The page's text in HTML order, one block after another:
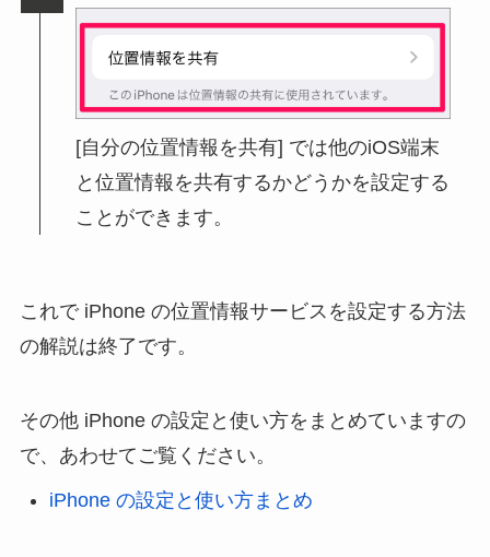
[自分の位置情報を共有] では他のiOS端末
と位置情報を共有するかどうかを設定する
ことができます。
これで iPhone の位置情報サービスを設定する方法
の解説は終了です。
その他 iPhone の設定と使い方をまとめていますの
で、あわせてご覧ください。
iPhone の設定と使い方まとめ